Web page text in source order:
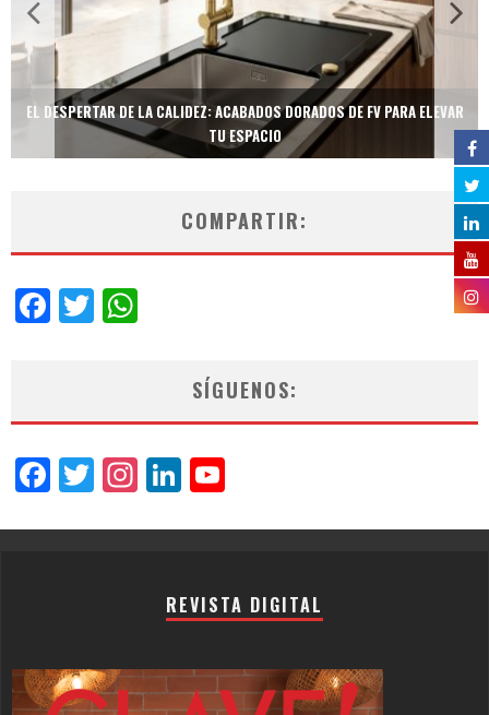
EL DESPERTAR DE LA CALIDEZ: ACABADOS DORADOS DE FV PARA ELEVAR
TU ESPACIO
COMPARTIR:
Facebook
Twitter
SÍGUENOS:
Facebook
Twitter
Instagram
LinkedIn
REVISTA DIGITAL